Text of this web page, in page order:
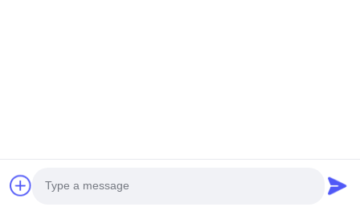
© 2026 Xi'An Daxi Houseware Co., Ltd. All Rights Reserved.